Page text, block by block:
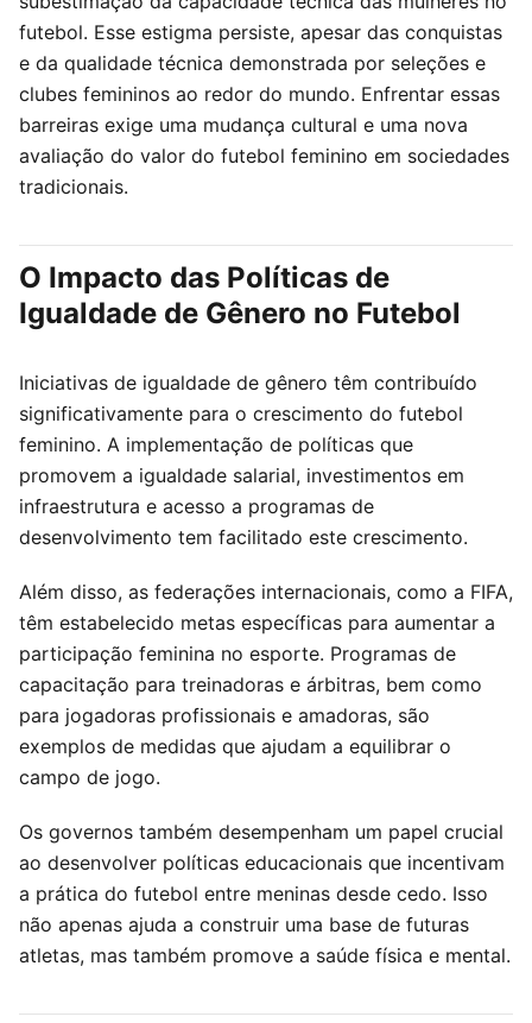
futebol. Esse estigma persiste, apesar das conquistas
e da qualidade técnica demonstrada por seleções e
clubes femininos ao redor do mundo. Enfrentar essas
barreiras exige uma mudança cultural e uma nova
avaliação do valor do futebol feminino em sociedades
tradicionais.
O Impacto das Políticas de
Igualdade de Gênero no Futebol
Iniciativas de igualdade de gênero têm contribuído
significativamente para o crescimento do futebol
feminino. A implementação de políticas que
promovem a igualdade salarial, investimentos em
infraestrutura e acesso a programas de
desenvolvimento tem facilitado este crescimento.
Além disso, as federações internacionais, como a FIFA,
têm estabelecido metas específicas para aumentar a
participação feminina no esporte. Programas de
capacitação para treinadoras e árbitras, bem como
para jogadoras profissionais e amadoras, são
exemplos de medidas que ajudam a equilibrar o
campo de jogo.
Os governos também desempenham um papel crucial
ao desenvolver políticas educacionais que incentivam
a prática do futebol entre meninas desde cedo. Isso
não apenas ajuda a construir uma base de futuras
atletas, mas também promove a saúde física e mental.